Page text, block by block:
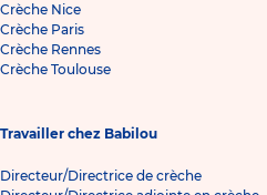
Crèche Nice
Crèche Paris
Crèche Rennes
Crèche Toulouse
Travailler chez Babilou
Directeur/Directrice de crèche